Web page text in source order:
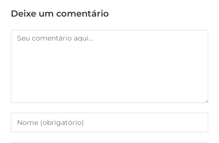
Deixe um comentário